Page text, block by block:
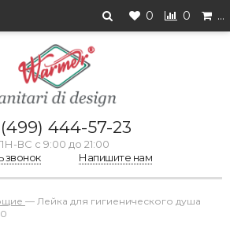
0 0 …
444-57-23
ВС с 9:00 до 21:00
звонок
Напишите нам
— Лейка для гигиенического душа